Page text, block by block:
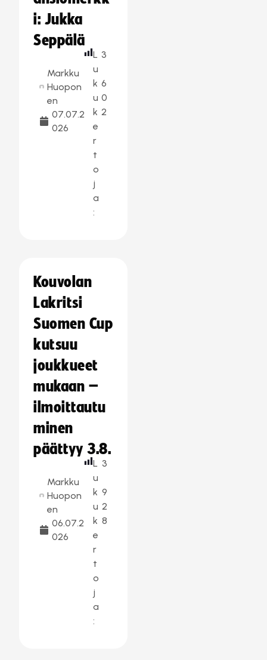
i: Jukka
Seppälä
Markku
Huopon
en
07.07.2
026
L
u
k
u
k
e
r
t
o
j
a
:
3
6
0
2
Kouvolan
Lakritsi
Suomen Cup
kutsuu
joukkueet
mukaan –
ilmoittautu
minen
päättyy 3.8.
Markku
Huopon
en
06.07.2
026
L
u
k
u
k
e
r
t
o
j
a
:
3
9
2
8